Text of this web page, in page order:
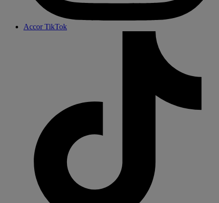
Accor TikTok